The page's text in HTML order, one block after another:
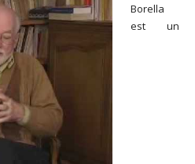
Borella
est un